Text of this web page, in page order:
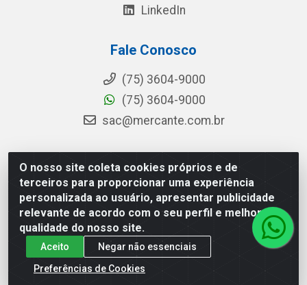
O nosso site coleta cookies próprios e de
terceiros para proporcionar uma experiência
personalizada ao usuário, apresentar publicidade
relevante de acordo com o seu perfil e melhorar a
qualidade do nosso site.
Aceito
Negar não essenciais
Preferências de Cookies
LinkedIn
Fale Conosco
(75) 3604-9000
(75) 3604-9000
sac@mercante.com.br
Mercante Distribuidora - Rua Mercante, 699 - Aviário,
Feira de Santana/BA - CEP 44.096-218 - CNPJ
96.755.848/0001-08